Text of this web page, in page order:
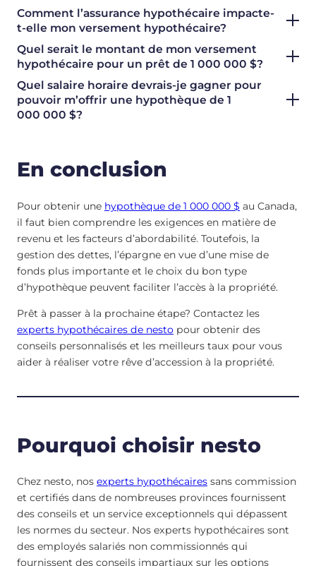
Comment l’assurance hypothécaire impacte-
t-elle mon versement hypothécaire?
Quel serait le montant de mon versement
hypothécaire pour un prêt de 1 000 000 $?
Quel salaire horaire devrais-je gagner pour
pouvoir m’offrir une hypothèque de 1
000 000 $?
En conclusion
Pour obtenir une hypothèque de 1 000 000 $ au Canada,
il faut bien comprendre les exigences en matière de
revenu et les facteurs d’abordabilité. Toutefois, la
gestion des dettes, l’épargne en vue d’une mise de
fonds plus importante et le choix du bon type
d’hypothèque peuvent faciliter l’accès à la propriété.
Prêt à passer à la prochaine étape? Contactez les
experts hypothécaires de nesto pour obtenir des
conseils personnalisés et les meilleurs taux pour vous
aider à réaliser votre rêve d’accession à la propriété.
Pourquoi choisir nesto
Chez nesto, nos experts hypothécaires sans commission
et certifiés dans de nombreuses provinces fournissent
des conseils et un service exceptionnels qui dépassent
les normes du secteur. Nos experts hypothécaires sont
des employés salariés non commissionnés qui
fournissent des conseils impartiaux sur les options